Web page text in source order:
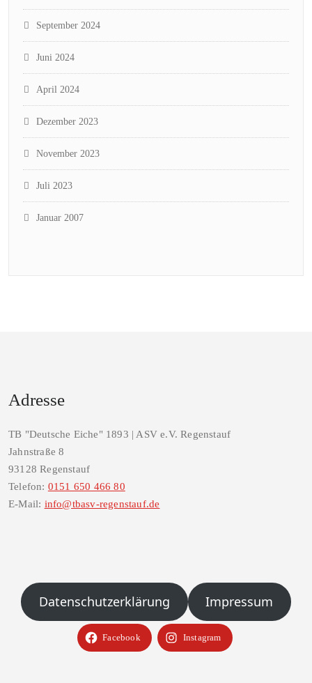
September 2024
Juni 2024
April 2024
Dezember 2023
November 2023
Juli 2023
Januar 2007
Adresse
TB "Deutsche Eiche" 1893 | ASV e.V. Regenstauf
Jahnstraße 8
93128 Regenstauf
Telefon: 0151 650 466 80
E-Mail: info@tbasv-regenstauf.de
Datenschutzerklärung Impressum
Facebook Instagram